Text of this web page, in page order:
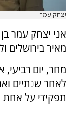
יצחק עמר
מאיר בירושלים
מחר, יום
לאחר שנתיים
תפקידי על אחת